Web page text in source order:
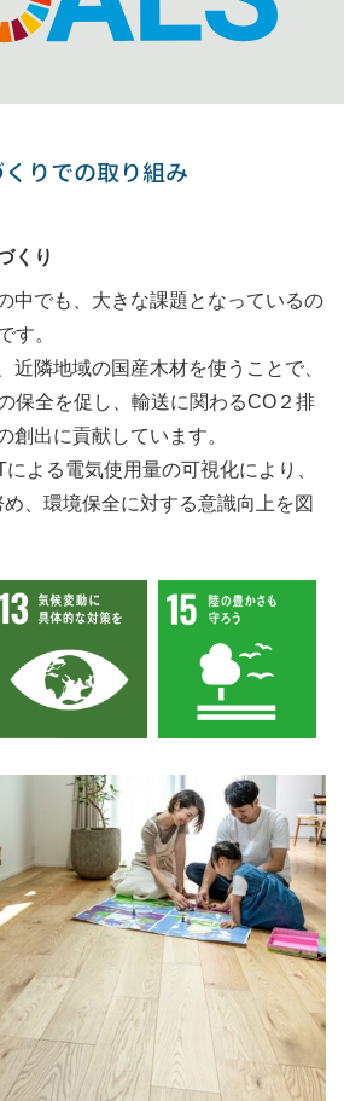
りでの取り組み
くり
中でも、大きな課題となっているの
す。
近隣地域の国産木材を使うことで、
保全を促し、輸送に関わるCO２排
創出に貢献しています。
よる電気使用量の可視化により、
、環境保全に対する意識向上を図